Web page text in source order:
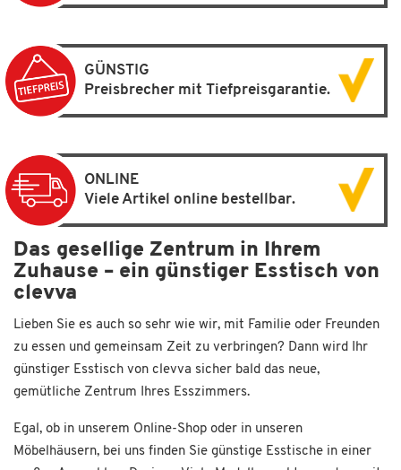
GÜNSTIG
Preisbrecher mit Tiefpreisgarantie.
ONLINE
Viele Artikel online bestellbar.
Das gesellige Zentrum in Ihrem
Zuhause – ein günstiger Esstisch von
clevva
Lieben Sie es auch so sehr wie wir, mit Familie oder Freunden
zu essen und gemeinsam Zeit zu verbringen? Dann wird Ihr
günstiger Esstisch von clevva sicher bald das neue,
gemütliche Zentrum Ihres Esszimmers.
Egal, ob in unserem Online-Shop oder in unseren
Möbelhäusern, bei uns finden Sie günstige Esstische in einer